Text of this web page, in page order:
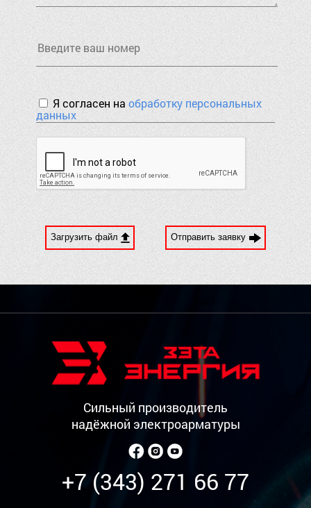
Я согласен наобработку персональных
данных
Загрузить файл Отправить заявку
Сильный производитель
надёжной электроарматуры
+7 (343) 271 66 77